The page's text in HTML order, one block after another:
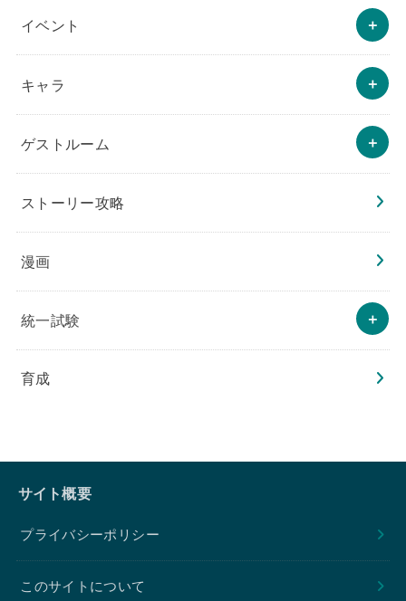
イベント
キャラ
ゲストルーム
ストーリー攻略
漫画
統一試験
育成
サイト概要
プライバシーポリシー
このサイトについて